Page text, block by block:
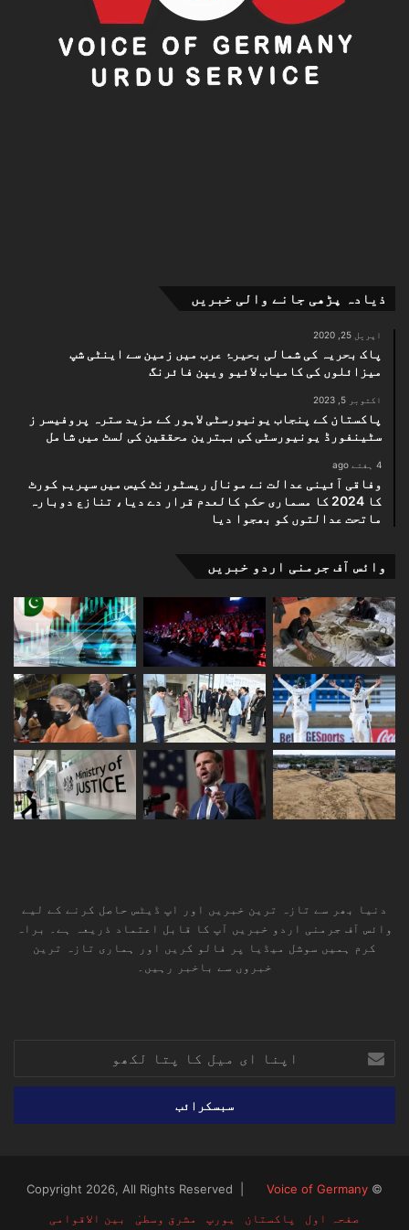
ذیادہ پڑھی جانے والی خبریں
اپریل 25, 2020
پاک بحریہ کی شمالی بحیرۂ عرب میں زمین سے اینٹی شپ
میزائلوں کی کامیاب لائیو ویپن فائرنگ
اکتوبر 5, 2023
پاکستان کے پنجاب یونیورسٹی لاہور کے مزید سترہ پروفیسر ز
سٹینفورڈ یونیورسٹی کی بہترین محققین کی لسٹ میں شامل
4 ہفتے ago
وفاقی آئینی عدالت نے مونال ریسٹورنٹ کیس میں سپریم کورٹ
کا 2024 کا مسماری حکم کالعدم قرار دے دیا، تنازع دوبارہ
ماتحت عدالتوں کو بھجوا دیا
وائس آف جرمنی اردو خبریں
دنیا بھر سے تازہ ترین خبریں اور اپ ڈیٹس حاصل کرنے کے لیے
وائس آف جرمنی اردو خبریں آپ کا قابل اعتماد ذریعہ ہے۔ براہ
کرم ہمیں سوشل میڈیا پر فالو کریں اور ہماری تازہ ترین
خبروں سے باخبر رہیں۔
ای
میل
پتا
© Copyright 2026, All Rights Reserved |
Voice of Germany
صفحہ اول
پاکستان یورپ مشرق وسطیٰ بین الاقوامی